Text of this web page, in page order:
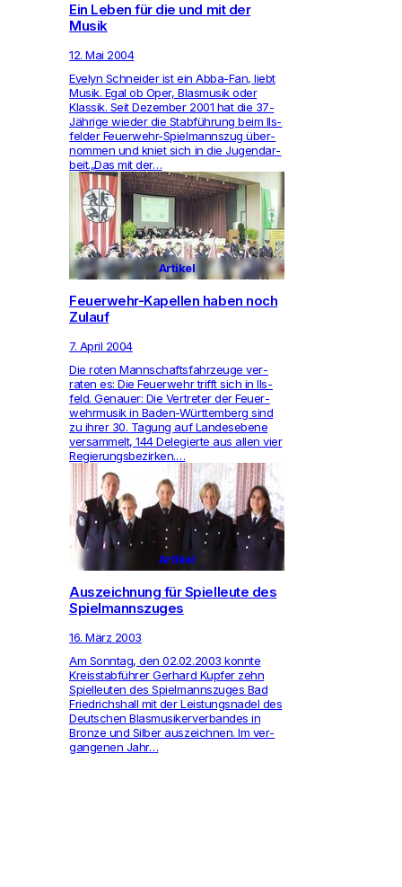
Ein Leben für die und mit der
Musik
12. Mai 2004
Evelyn Schneider ist ein Abba-Fan, liebt
Musik. Egal ob Oper, Blas­musik oder
Klassik. Seit Dezember 2001 hat die 37-
Jährige wieder die Stabführung beim Ils­
felder Feu­er­wehr-Spiel­mannszug über­
nommen und kniet sich in die Jugend­ar­
beit.„Das mit der…
Artikel
Feuerwehr-Kapellen haben noch
Zulauf
7. April 2004
Die roten Mann­schafts­fahr­zeuge ver­
raten es: Die Feu­er­wehr trifft sich in Ils­
feld. Genauer: Die Ver­treter der Feu­er­
wehr­musik in Baden-Württem­berg sind
zu ihrer 30. Tagung auf Lan­des­ebene
ver­sam­melt, 144 Dele­gierte aus allen vier
Regie­rungs­be­zirken.…
Artikel
Auszeichnung für Spielleute des
Spielmannszuges
16. März 2003
Am Sonntag, den 02.02.2003 konnte
Kreis­stabführer Ger­hard Kupfer zehn
Spiel­leuten des Spiel­manns­zuges Bad
Fried­richs­hall mit der Leis­tungs­nadel des
Deut­schen Blas­mu­si­ker­ver­bandes in
Bronze und Silber aus­zeichnen. Im ver­
gan­genen Jahr…